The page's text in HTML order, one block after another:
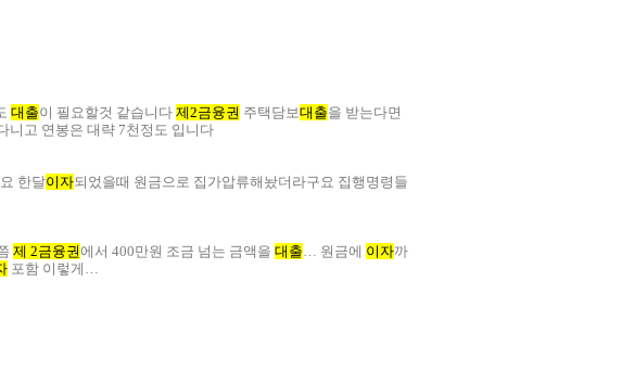
대출이 필요할것 같습니다 제2금융권 주택담보대출을 받는다면
니고 연봉은 대략 7천정도 입니다
한달이자되었을때 원금으로 집가압류해놨더라구요 집행명령들
제 2금융권에서 400만원 조금 넘는 금액을 대출… 원금에 이자까
포함 이렇게…